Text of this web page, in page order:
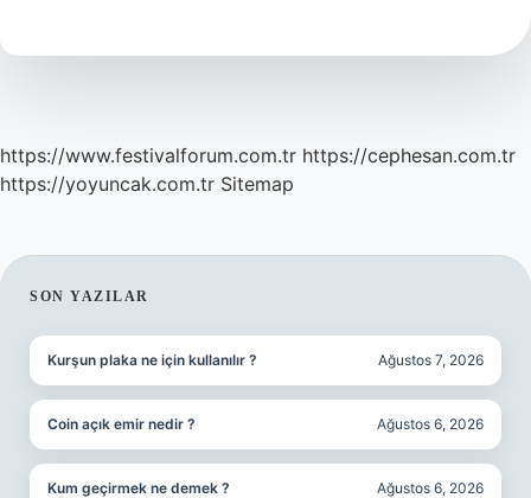
Var
https://www.festivalforum.com.tr https://cephesan.com.tr
https://yoyuncak.com.tr Sitemap
SIDEBAR
SON YAZILAR
Kurşun plaka ne için kullanılır ? Ağustos 7, 2026
Coin açık emir nedir ? Ağustos 6, 2026
Kum geçirmek ne demek ? Ağustos 6, 2026